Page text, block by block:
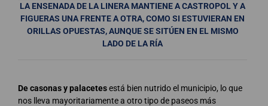
LA ENSENADA DE LA LINERA MANTIENE A CASTROPOL Y A
FIGUERAS UNA FRENTE A OTRA, COMO SI ESTUVIERAN EN
ORILLAS OPUESTAS, AUNQUE SE SITÚEN EN EL MISMO
LADO DE LA RÍA
De casonas y palacetesestá bien nutrido el municipio, lo que
nos lleva mayoritariamente a otro tipo de paseos más